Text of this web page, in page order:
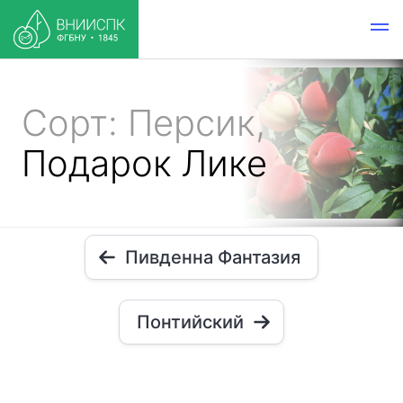
Сорт: Персик,
Подарок Лике
Пивденна Фантазия
Понтийский